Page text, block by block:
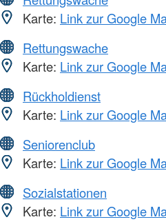
Karte: Link zur Google
Rettungswache
Karte: Link zur Google
Rückholdienst
Karte: Link zur Google
Seniorenclub
Karte: Link zur Google
Sozialstationen
Karte: Link zur Google